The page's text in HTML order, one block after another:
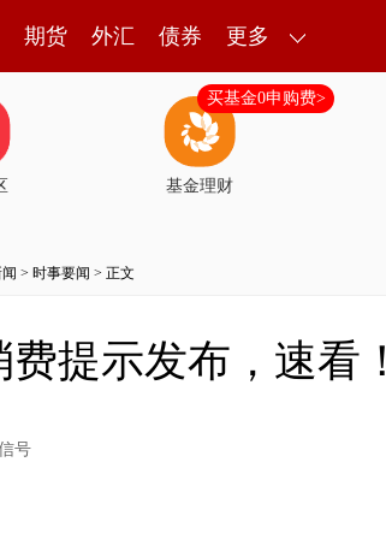
期货 外汇 债券 更多
基金理财
买基金0申购费>
> 时事要闻 > 正文
提示发布，速看！
号